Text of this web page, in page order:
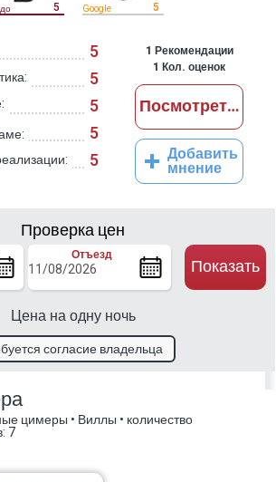
5 Google 5
5
5
5
5
5
1 Рекомендации
1 Кол. оценок
Посмотреть
Добавить
мнение
Проверка цен
Отъезд
Цена на одну ночь
Показать
согласие владельца
цимеры • Виллы • количество
7